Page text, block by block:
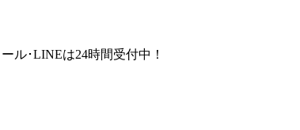
ール･LINEは24時間受付中！